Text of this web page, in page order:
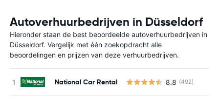
Autoverhuurbedrijven in Düsseldorf
Hieronder staan de best beoordeelde autoverhuurbedrijven in
Düsseldorf. Vergelijk met één zoekopdracht alle
beoordelingen en prijzen van deze verhuurbedrijven.
National Car Rental 8.8 (492)